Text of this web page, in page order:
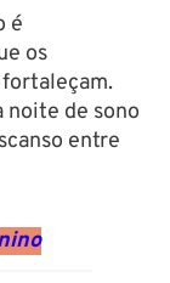
é
os
noite de sono
entre